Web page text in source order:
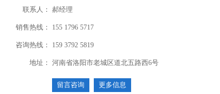
联系人： 郝经理
销售热线： 155 1796 5717
咨询热线： 159 3792 5819
地址： 河南省洛阳市老城区道北五路西6号
留言咨询 更多信息